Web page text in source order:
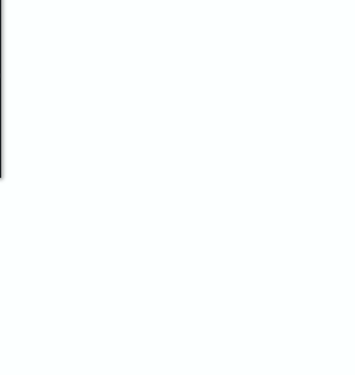
"127.0.0.1:"+strconv.Itoa(port), "",